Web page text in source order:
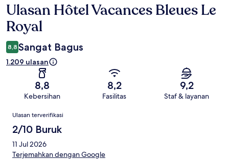
Ulasan
Ulasan Hôtel Vacances Bleues Le
Royal
8,8 Sangat Bagus
1.209 ulasan
8,8
Kebersihan
8,2
Fasilitas
9,2
Staf & layanan
Ulasan
Ulasan terverifikasi
2/10 Buruk
11 Jul 2026
Terjemahkan dengan Google